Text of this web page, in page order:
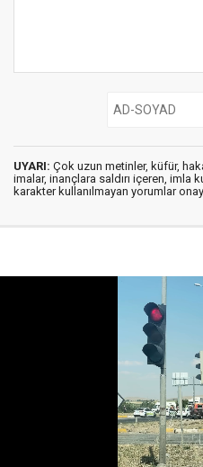
UYARI: Çok uzun metinler, küfür,
imalar, inançlara saldırı içeren, imla
karakter kullanılmayan yorumlar